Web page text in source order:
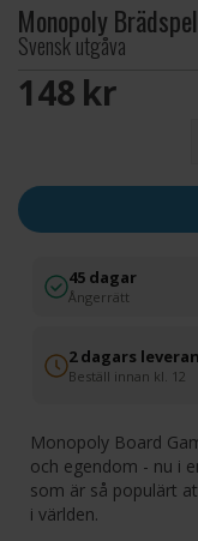
Monopoly
Svensk utgåva
148 SEK
45 dagar
Ångerrätt
2 dagars
Beställ innan kl. 12
Monopoly Board
och egendom - nu i
som är så populärt
i världen.